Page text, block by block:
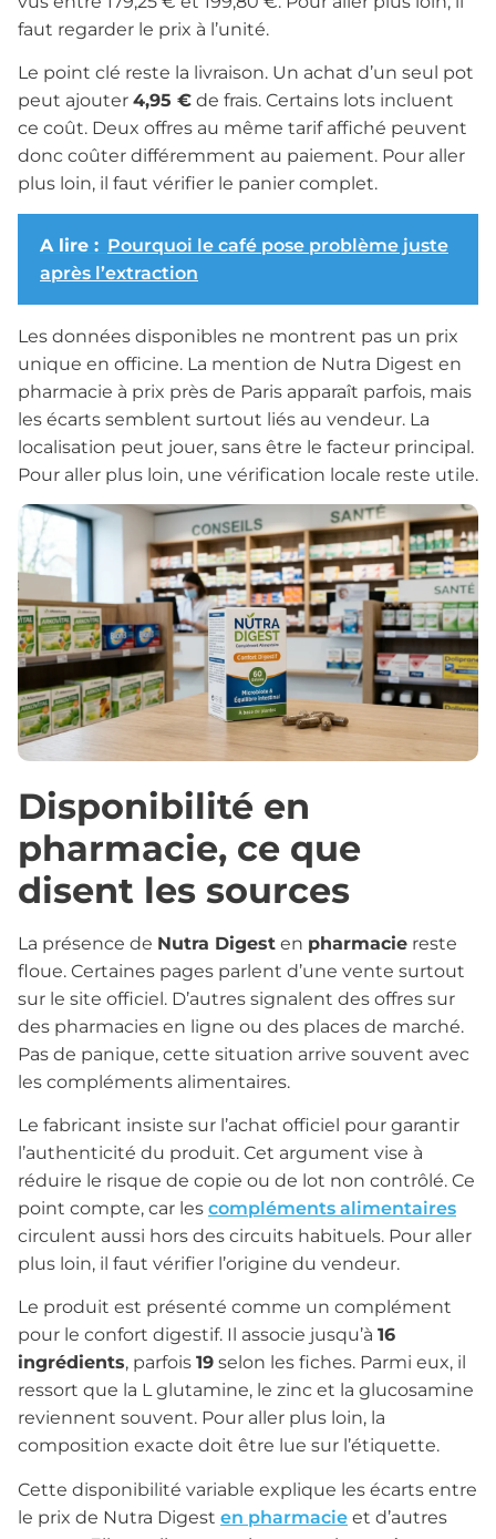
faut regarder le prix à l’unité.
Le point clé reste la livraison. Un achat d’un seul pot
peut ajouter 4,95 € de frais. Certains lots incluent
ce coût. Deux offres au même tarif affiché peuvent
donc coûter différemment au paiement. Pour aller
plus loin, il faut vérifier le panier complet.
A lire : Pourquoi le café pose problème juste
après l’extraction
Les données disponibles ne montrent pas un prix
unique en officine. La mention de Nutra Digest en
pharmacie à prix près de Paris apparaît parfois, mais
les écarts semblent surtout liés au vendeur. La
localisation peut jouer, sans être le facteur principal.
Pour aller plus loin, une vérification locale reste utile.
Disponibilité en
pharmacie, ce que
disent les sources
La présence de Nutra Digest en pharmacie reste
floue. Certaines pages parlent d’une vente surtout
sur le site officiel. D’autres signalent des offres sur
des pharmacies en ligne ou des places de marché.
Pas de panique, cette situation arrive souvent avec
les compléments alimentaires.
Le fabricant insiste sur l’achat officiel pour garantir
l’authenticité du produit. Cet argument vise à
réduire le risque de copie ou de lot non contrôlé. Ce
point compte, car les compléments alimentaires
circulent aussi hors des circuits habituels. Pour aller
plus loin, il faut vérifier l’origine du vendeur.
Le produit est présenté comme un complément
pour le confort digestif. Il associe jusqu’à 16
ingrédients, parfois 19 selon les fiches. Parmi eux, il
ressort que la L glutamine, le zinc et la glucosamine
reviennent souvent. Pour aller plus loin, la
composition exacte doit être lue sur l’étiquette.
Cette disponibilité variable explique les écarts entre
le prix de Nutra Digest en pharmacie et d’autres